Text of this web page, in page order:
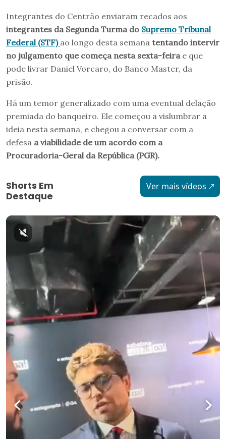
Integrantes do Centrão enviaram recados aos
integrantes da Segunda Turma do Supremo Tribunal
Federal (STF) ao longo desta semana tentando intervir
no julgamento que começa nesta sexta-feira e que
pode livrar Daniel Vorcaro, do Banco Master, da
prisão.
Há um temor generalizado com uma eventual delação
premiada do banqueiro. Ele começou a vislumbrar a
ideia nesta semana, e chegou a conversar com a
defesa a viabilidade de um acordo com a
Procuradoria-Geral da República (PGR).
Shorts Em
Destaque
Ver mais vídeos